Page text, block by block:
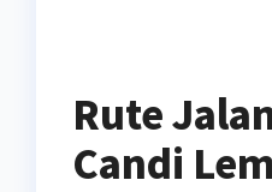
Rute
Candi